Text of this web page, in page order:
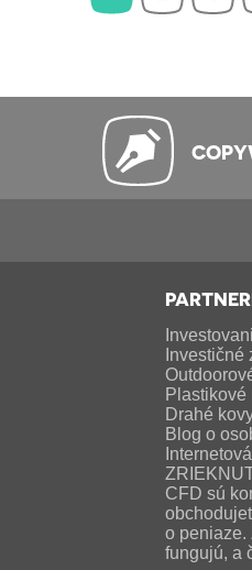
Investičné
Drahé
Blog o
CFD sú
o peniaze.
fungujú, a